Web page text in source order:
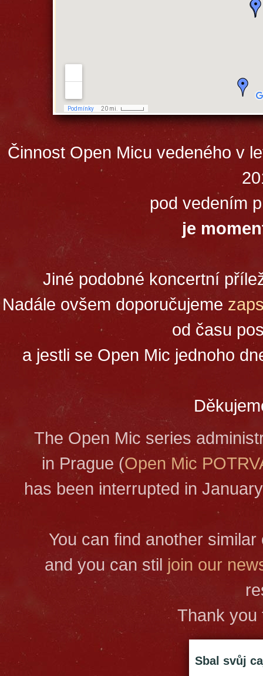
Činnost Open Micu vedeného v
pod vedením
je
Jiné podobné koncertní
Nadále ovšem doporučujeme
od času
a jestli se Open Mic jednoho
The Open Mic series
in Prague (Open Mic
has been interrupted in
You can find another
and you can stil join our
Thank you
Sbal svůj